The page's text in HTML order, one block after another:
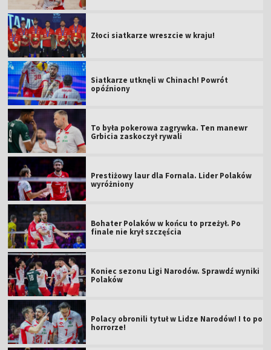
Złoci siatkarze wreszcie w kraju!
Siatkarze utknęli w Chinach! Powrót
opóźniony
To była pokerowa zagrywka. Ten manewr
Grbicia zaskoczył rywali
Prestiżowy laur dla Fornala. Lider Polaków
wyróżniony
Bohater Polaków w końcu to przeżył. Po
finale nie krył szczęścia
Koniec sezonu Ligi Narodów. Sprawdź wyniki
Polaków
Polacy obronili tytuł w Lidze Narodów! I to po
horrorze!